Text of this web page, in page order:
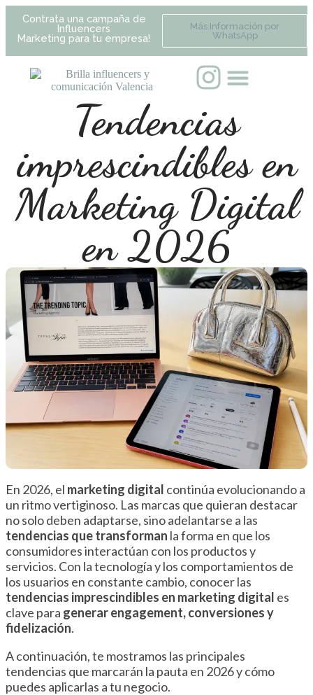
Contrata una campaña de
Influencers
Marketing para tu empresa!
Más Información por
WhatsApp
Tendencias
imprescindibles en
Marketing Digital
en 2026
En 2026, el marketing digital continúa evolucionando a
un ritmo vertiginoso. Las marcas que quieran destacar
no solo deben adaptarse, sino adelantarse a las
tendencias que transforman la forma en que los
consumidores interactúan con los productos y
servicios. Con la tecnología y los comportamientos de
los usuarios en constante cambio, conocer las
tendencias imprescindibles en marketing digital es
clave para generar engagement, conversiones y
fidelización.
A continuación, te mostramos las principales
tendencias que marcarán la pauta en 2026 y cómo
puedes aplicarlas a tu negocio.